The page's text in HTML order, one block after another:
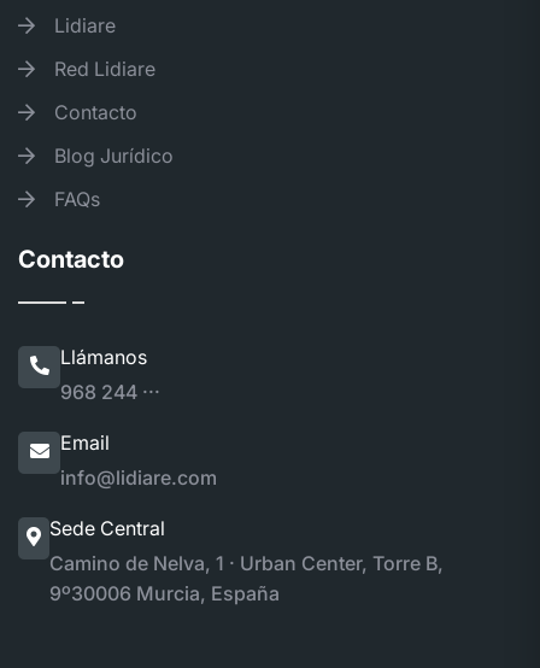
Lidiare
Red Lidiare
Contacto
Blog Jurídico
FAQs
Contacto
Llámanos
968 244 ···
Email
info@lidiare.com
Sede Central
Camino de Nelva, 1 · Urban Center, Torre B,
9º30006 Murcia, España